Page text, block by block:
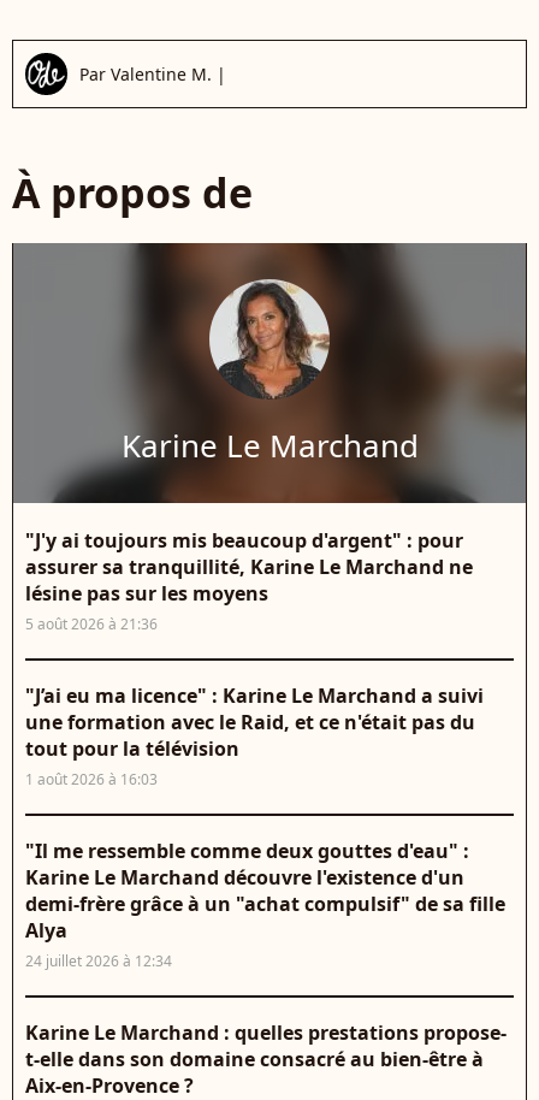
Par Valentine M. |
À propos de
Karine Le Marchand
"J'y ai toujours mis beaucoup d'argent" : pour
assurer sa tranquillité, Karine Le Marchand ne
lésine pas sur les moyens
5 août 2026 à 21:36
"J’ai eu ma licence" : Karine Le Marchand a suivi
une formation avec le Raid, et ce n'était pas du
tout pour la télévision
1 août 2026 à 16:03
"Il me ressemble comme deux gouttes d'eau" :
Karine Le Marchand découvre l'existence d'un
demi-frère grâce à un "achat compulsif" de sa fille
Alya
24 juillet 2026 à 12:34
Karine Le Marchand : quelles prestations propose-
t-elle dans son domaine consacré au bien-être à
Aix-en-Provence ?